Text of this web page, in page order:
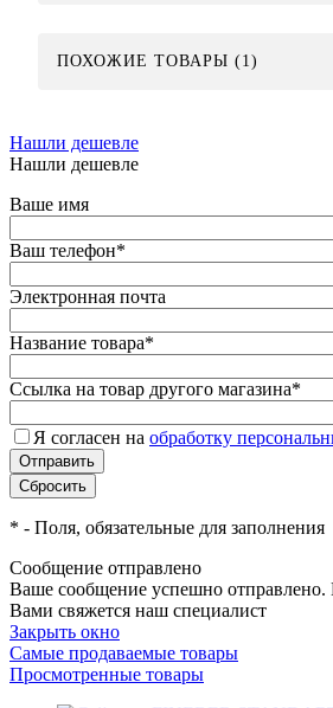
ПОХОЖИЕ ТОВАРЫ (1)
Нашли дешевле
Нашли дешевле
Ваше имя
Ваш телефон*
Электронная почта
Название товара*
Ссылка на товар другого магазина*
Я согласен на обработку
* - Поля, обязательные для заполнения
Сообщение отправлено
Ваше сообщение успешно
Вами свяжется наш специалист
Закрыть окно
Самые продаваемые товары
Просмотренные товары